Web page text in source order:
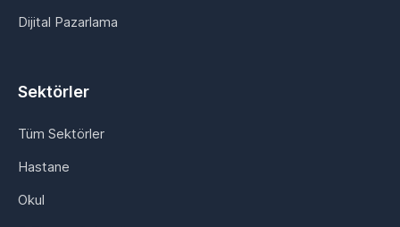
Dijital Pazarlama
Sektörler
Tüm Sektörler
Hastane
Okul